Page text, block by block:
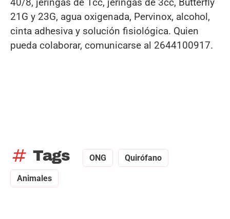
40/8, jeringas de 1cc, jeringas de 3cc, Butterfly
21G y 23G, agua oxigenada, Pervinox, alcohol,
cinta adhesiva y solución fisiológica. Quien
pueda colaborar, comunicarse al 2644100917.
tag Tags ONG Quirófano
Animales